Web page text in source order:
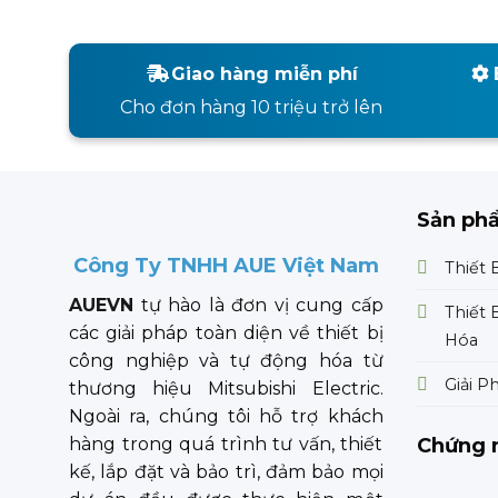
Giao hàng miễn phí
Cho đơn hàng 10 triệu trở lên
Công Ty TNHH AUE Việt Nam
AUEVN tự hào là đơn vị cung cấp
các giải pháp toàn diện về thiết bị
công nghiệp và tự động hóa từ
thương hiệu Mitsubishi Electric.
Ngoài ra, chúng tôi hỗ trợ khách
hàng trong quá trình tư vấn, thiết
kế, lắp đặt và bảo trì, đảm bảo mọi
Sản
Thiết
Thiết
Hóa
Giải
Chứng